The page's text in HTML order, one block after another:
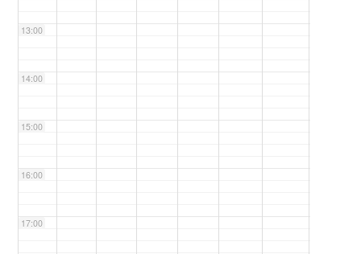
13:00
14:00
15:00
16:00
17:00